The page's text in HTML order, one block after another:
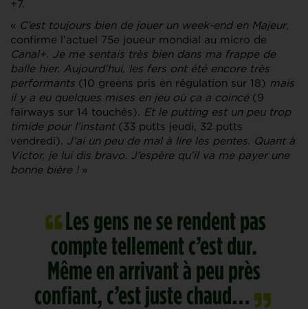
+7.
« C’est toujours bien de jouer un week-end en Majeur,
confirme l’actuel 75e joueur mondial au micro de
Canal+. Je me sentais très bien dans ma frappe de
balle hier. Aujourd’hui, les fers ont été encore très
performants (10 greens pris en régulation sur 18) mais
il y a eu quelques mises en jeu où ça a coincé (9
fairways sur 14 touchés). Et le putting est un peu trop
timide pour l’instant (33 putts jeudi, 32 putts
vendredi). J’ai un peu de mal à lire les pentes. Quant à
Victor, je lui dis bravo. J’espère qu’il va me payer une
bonne bière !»
Les gens ne se rendent pas
compte tellement c’est dur.
Même en arrivant à peu près
confiant, c’est juste chaud…